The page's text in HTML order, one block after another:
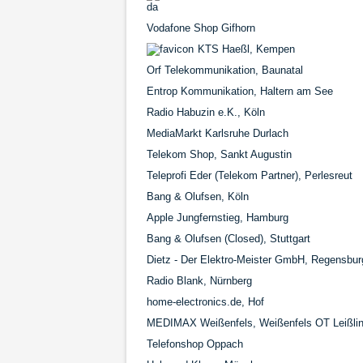
da
Vodafone Shop Gifhorn
KTS Haeßl, Kempen
Orf Telekommunikation, Baunatal
Entrop Kommunikation, Haltern am See
Radio Habuzin e.K., Köln
MediaMarkt Karlsruhe Durlach
Telekom Shop, Sankt Augustin
Teleprofi Eder (Telekom Partner), Perlesreut
Bang & Olufsen, Köln
Apple Jungfernstieg, Hamburg
Bang & Olufsen (Closed), Stuttgart
Dietz - Der Elektro-Meister GmbH,
Radio Blank, Nürnberg
home-electronics.de, Hof
MEDIMAX Weißenfels, Weißenfels OT
Telefonshop Oppach